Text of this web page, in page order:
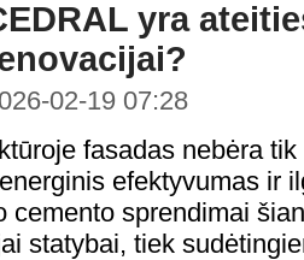
yra
02-19 07:28
fasadas nebėra
efektyvumas ir
cemento sprendimai
statybai, tiek